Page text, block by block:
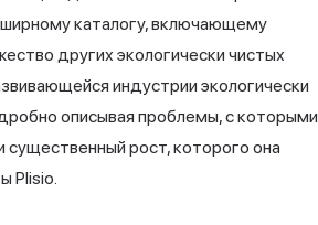
каталогу, включающему
других экологически чистых
индустрии экологически
описывая проблемы, с которыми
существенный рост, которого она
Plisio.